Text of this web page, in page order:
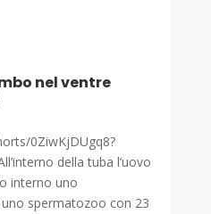
nel ventre
0ZiwKjDUgq8?
della tuba l’uovo
interno uno
spermatozoo con 23